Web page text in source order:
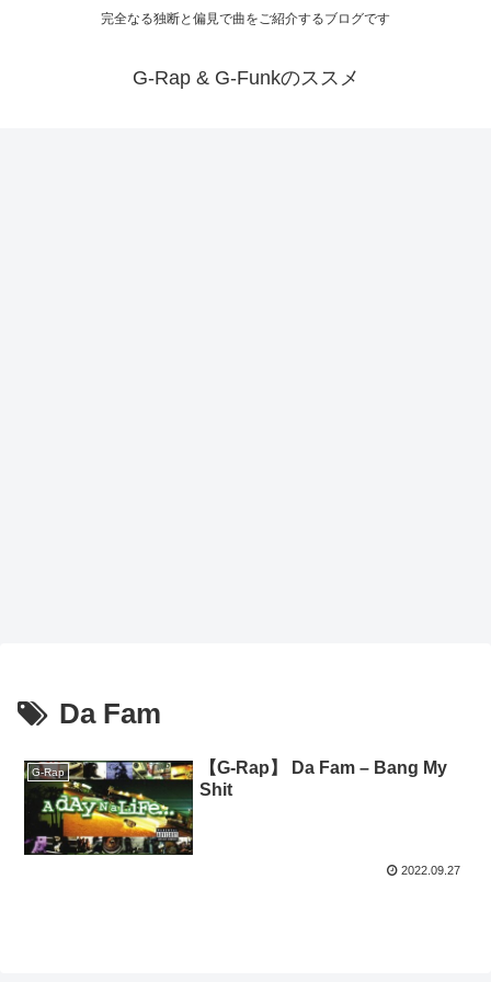
完全なる独断と偏見で曲をご紹介するブログです
G-Rap & G-Funkのススメ
Da Fam
G-Rap
【G-Rap】 Da Fam – Bang My
Shit
2022.09.27